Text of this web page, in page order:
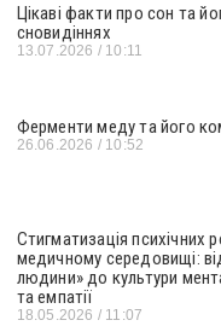
Цікаві факти про сон та
сновидіннях
13.07.2026 10:11
Ферменти меду та його
26.06.2026 10:52
Стигматизація психічних
медичному середовищі:
людини» до культури
та емпатії
18.05.2026 11:07